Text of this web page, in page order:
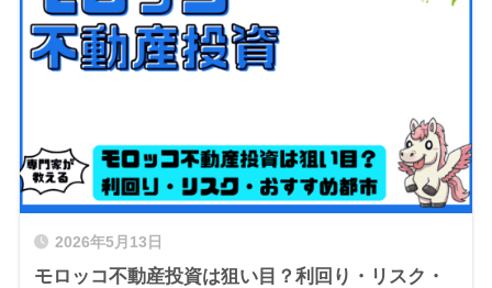
2026年5月13日
モロッコ不動産投資は狙い目？利回り・リスク・